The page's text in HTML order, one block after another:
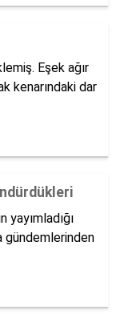
Eşek ağır
kenarındaki dar
yayımladığı
gündemlerinden